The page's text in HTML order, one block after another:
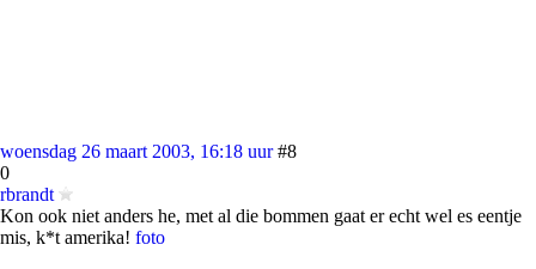
woensdag 26 maart 2003, 16:18 uur #8
0
rbrandt
Kon ook niet anders he, met al die bommen gaat er echt wel es eentje
mis, k*t amerika! foto